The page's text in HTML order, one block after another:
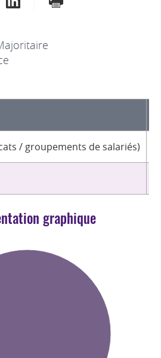
/ groupements de salariés)
graphique